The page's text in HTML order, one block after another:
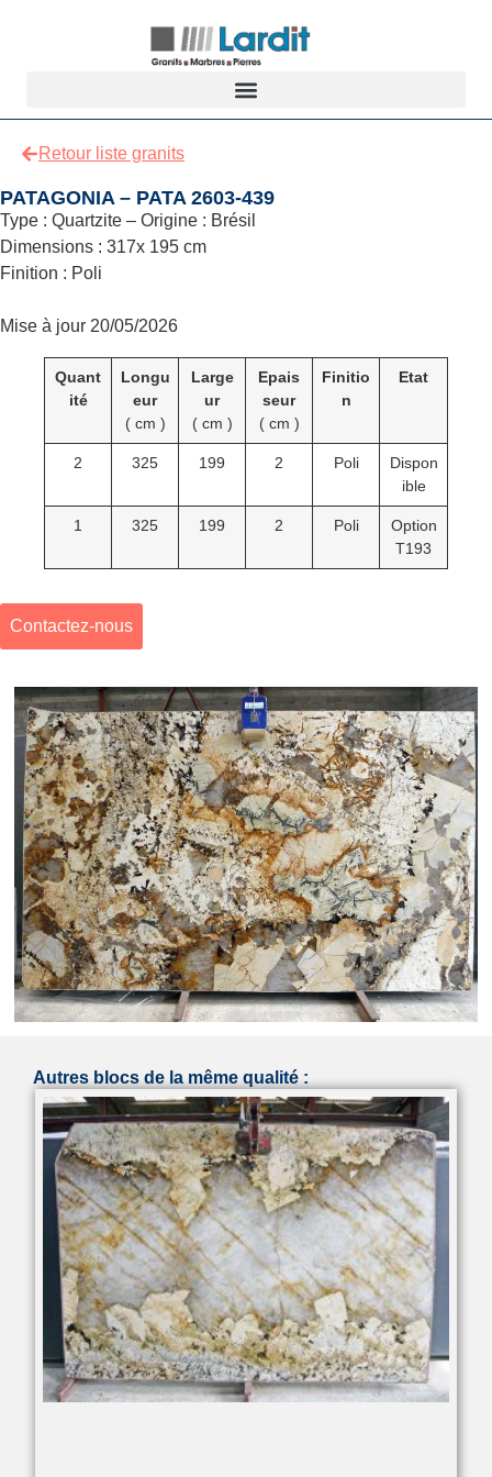
Retour liste granits
PATAGONIA – PATA 2603-439
Type : Quartzite – Origine : Brésil
Dimensions : 317x 195 cm
Finition : Poli
Mise à jour 20/05/2026
Quant
ité
Longu
eur
( cm )
Large
ur
( cm )
Epais
seur
( cm )
Finitio
n
Etat
2 325 199 2 Poli
Dispon
ible
1 325 199 2 Poli
Option
T193
Contactez-nous
Autres blocs de la même qualité :